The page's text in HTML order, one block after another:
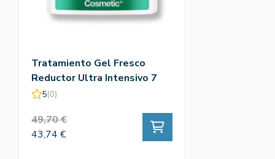
Tratamiento Gel Fresco
Reductor Ultra Intensivo 7
Noches 400ml - Somatoline
5(0)
49,70 €
43,74 €